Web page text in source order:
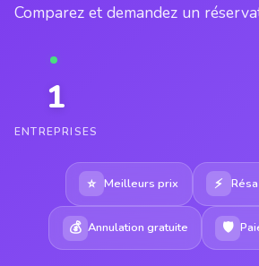
Comparez et demandez un
1
ENTREPRISES
⭐ Meilleurs prix ⚡
💰 Annulation gratuite 🛡